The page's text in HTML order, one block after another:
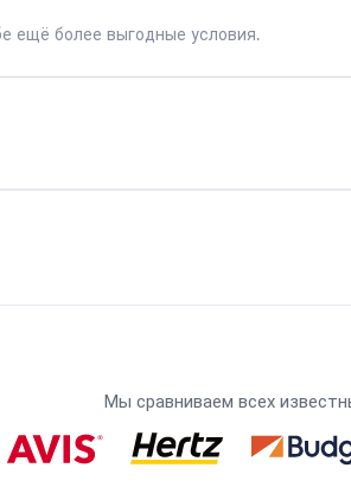
ещё более выгодные условия.
Мы сравниваем всех